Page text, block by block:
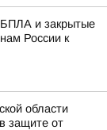
БПЛА и закрытые
России к
области
защите от